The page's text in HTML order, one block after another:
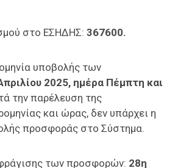
στο ΕΣΗΔΗΣ: 367600.
υποβολής των
2025, ημέρα Πέμπτη και
την παρέλευση της
και ώρας, δεν υπάρχει η
προσφοράς στο Σύστημα.
των προσφορών: 28η